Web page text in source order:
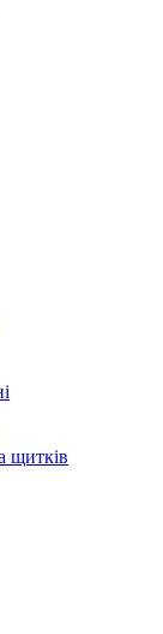
щитків